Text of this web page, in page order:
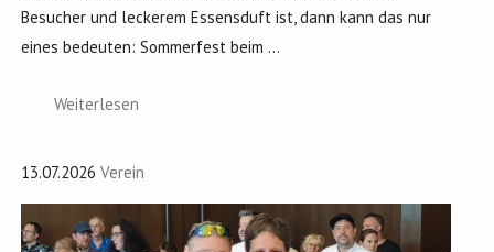
Besucher und leckerem Essensduft ist, dann kann das nur
eines bedeuten: Sommerfest beim ...
Weiterlesen
13.07.2026 Verein